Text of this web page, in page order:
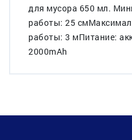
для мусора 650 мл.
работы: 25
работы: 3 мПитание:
2000mAh